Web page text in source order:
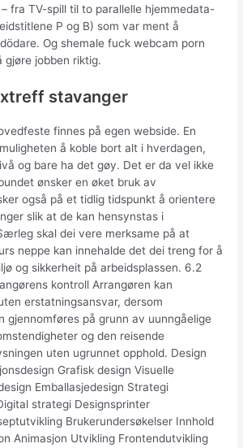
fra TV-spill til to parallelle hjemmedata-
P og B) som var ment å
Og shemale fuck webcam porn
jobben riktig.
stavanger
finnes på egen webside. En
å koble bort alt i hverdagen,
og bare ha det gøy. Det er da vel ikke
ønsker en øket bruk av
også på et tidlig tidspunkt å orientere
slik at de kan hensynstas i
skal dei vere merksame på at
neppe kan innehalde det dei treng for å
og sikkerheit på arbeidsplassen. 6.2
kontroll Arrangøren kan
erstatningsansvar, dersom
gjennomføres på grunn av uunngåelige
og den reisende
uten ugrunnet opphold. Design
Grafisk design Visuelle
Emballasjedesign Strategi
strategi Designsprinter
Brukerundersøkelser Innhold
Animasjon Utvikling Frontendutvikling